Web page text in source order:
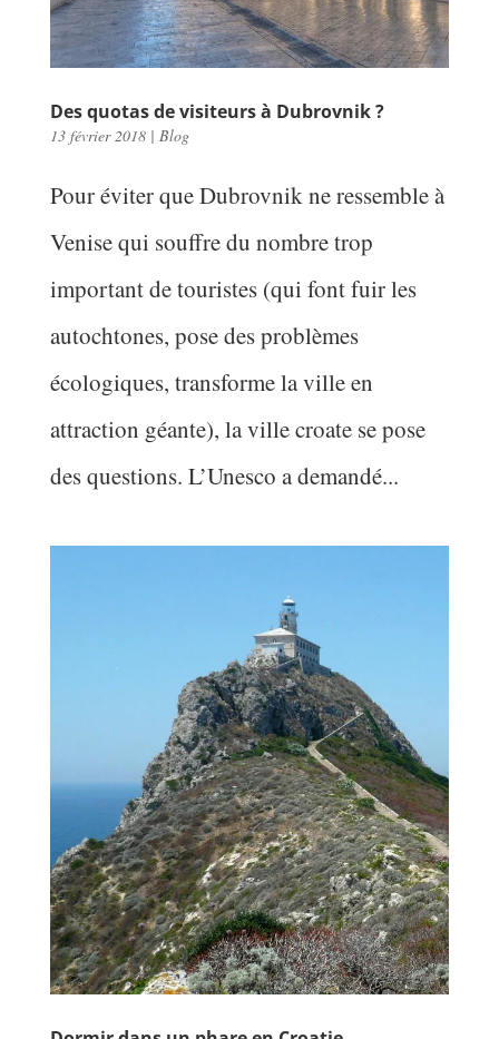
Des quotas de visiteurs à Dubrovnik ?
13 février 2018| Blog
Pour éviter que Dubrovnik ne ressemble à
Venise qui souffre du nombre trop
important de touristes (qui font fuir les
autochtones, pose des problèmes
écologiques, transforme la ville en
attraction géante), la ville croate se pose
des questions. L’Unesco a demandé...